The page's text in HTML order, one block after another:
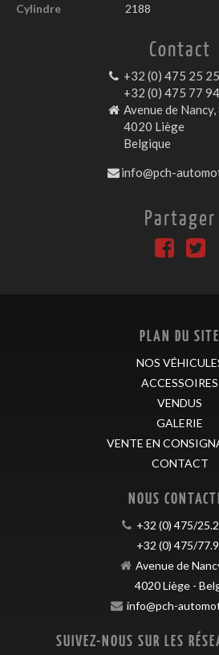
Cylindre
2188
Contact
+32 (0) 475 25
+32 (0) 475 77
Avenue de Nancy,
4020 Liège
Belgique
info@pch-
Partager
PLAN DU SITE
NOS
ACCESSOIRES
VENDUS
GALERIE
VENTE EN
CONTACT
NOUS
+32 (0) 475/
+32 (0) 475/
Avenue de
4020Liège-
info@pch-
SUIVEZ-NOUS SUR LES